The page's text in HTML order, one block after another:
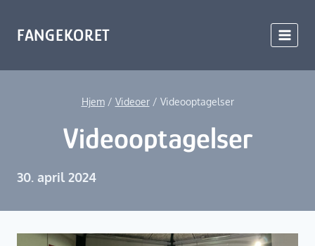
FANGEKORET
Hjem / Videoer / Videooptagelser
Videooptagelser
30. april 2024